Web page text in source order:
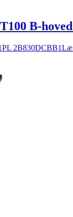
B-
2B830DCBB1